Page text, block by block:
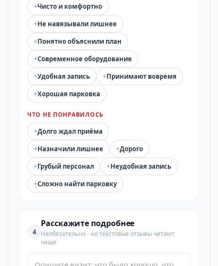
+Чисто и комфортно
+Не навязывали лишнее
+Понятно объяснили план
+Современное оборудование
+Удобная запись +Принимают вовремя
+Хорошая парковка
ЧТО НЕ ПОНРАВИЛОСЬ
+Долго ждал приёма
+Назначили лишнее +Дорого
+Грубый персонал +Неудобная запись
+Сложно найти парковку
4
Расскажите подробнее
Необязательно - но текстовые отзывы читают
чаще